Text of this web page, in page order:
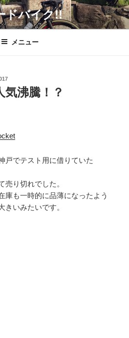
ドバイク!!
メニュー
沸騰！？
戸でテスト用に借りていた
売り切れでした。
庫も一時的に品薄になったよう
きいみたいです。